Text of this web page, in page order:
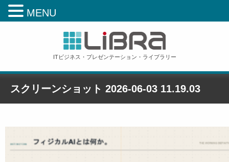
ITビジネス・プレゼンテーション・ライブラリー
スクリーンショット 2026-06-03 11.19.03
ホーム » 【冊子】フィジカルAI ・PDF版とPPTX版 » スクリーンショット 2026-06-03
MENU